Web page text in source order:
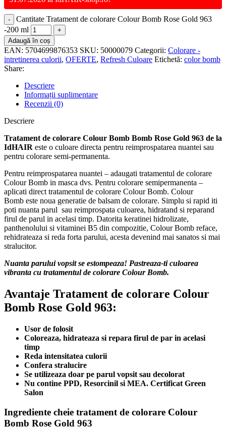
Cantitate Tratament de colorare Colour Bomb Rose Gold 963
-200 ml
Adaugă în coș
EAN: 5704699876353 SKU: 50000079 Categorii: Colorare -
intretinerea culorii, OFERTE, Refresh Culoare Etichetă: color bomb
Share:
Descriere
Informații suplimentare
Recenzii (0)
Descriere
Tratament de colorare Colour Bomb Bomb Rose Gold 963 de la
IdHAIR este o culoare directa pentru reimprospatarea nuantei sau
pentru colorare semi-permanenta.
Pentru reimprospatarea nuantei – adaugati tratamentul de colorare
Colour Bomb in masca dvs. Pentru colorare semipermanenta –
aplicati direct tratamentul de colorare Colour Bomb. Colour
Bomb este noua generatie de balsam de colorare. Simplu si rapid iti
poti nuanta parul sau reimprospata culoarea, hidratand si reparand
firul de parul in acelasi timp. Datorita keratinei hidrolizate,
panthenolului si vitaminei B5 din compozitie, Colour Bomb reface,
rehidrateaza si reda forta parului, acesta devenind mai sanatos si mai
stralucitor.
Nuanta parului vopsit se estompeaza! Pastreaza-ti culoarea
vibranta cu tratamentul de colorare Colour Bomb.
Avantaje Tratament de colorare Colour
Bomb Rose Gold 963:
Usor de folosit
Coloreaza, hidrateaza si repara firul de par in acelasi
timp
Reda intensitatea culorii
Confera stralucire
Se utilizeaza doar pe parul vopsit sau decolorat
Nu contine PPD, Resorcinil si MEA. Certificat Green
Salon
Ingrediente cheie tratament de colorare Colour
Bomb Rose Gold 963